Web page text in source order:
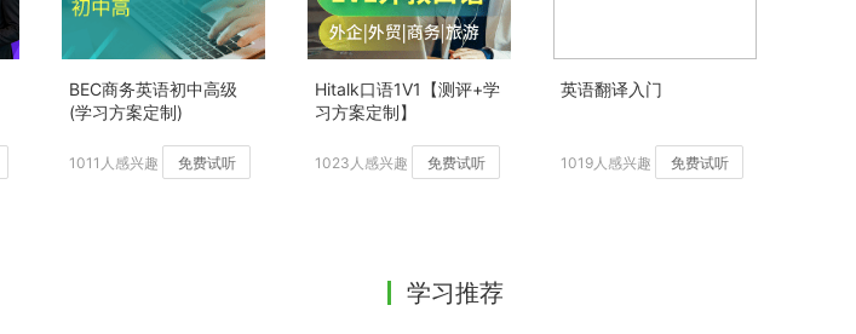
BEC商务英语初中高级
(学习方案定制)
1011人感兴趣 免费试听
Hitalk口语1V1【测评+学
习方案定制】
1023人感兴趣 免费试听
英语翻译入门
1019人感兴趣 免费试听
学习推荐